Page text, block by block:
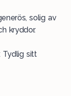
solig av
kryddor.
Tydlig sitt